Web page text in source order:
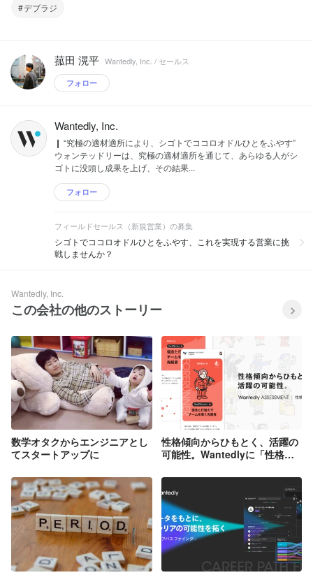
デブラジ
菰田 滉平 Wantedly, Inc. / セールス
フォロー
Wantedly, Inc.
❙ “究極の適材適所により、シゴトでココロオドルひとをふやす”
ウォンテッドリーは、究極の適材適所を通じて、あらゆる人がシ
ゴトに没頭し成果を上げ、その結果...
フォロー
フィールドセールス（新規営業）の募集
シゴトでココロオドルひとをふやす、これを実現する営業に挑
戦しませんか？
Wantedly, Inc.
この会社の他のストーリー
数学オタクからエンジニアとし
てスタートアップに
性格傾向からひもとく、活躍の
可能性。Wantedlyに「性格診